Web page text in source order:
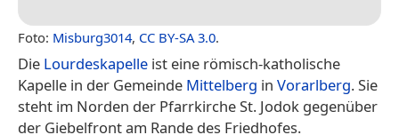
Foto: Misburg3014, CC BY-SA 3.0.
Die Lourdeskapelle ist eine römisch-katholische
Kapelle in der Gemeinde Mittelberg in Vorarlberg. Sie
steht im Norden der Pfarrkirche St. Jodok gegenüber
der Giebelfront am Rande des Friedhofes.